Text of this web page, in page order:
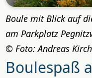
Boule mit Blick auf
am Parkplatz
Foto: Andreas
Boulespaß